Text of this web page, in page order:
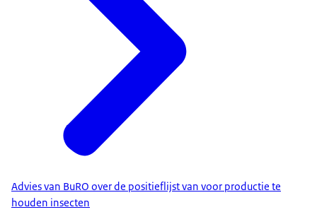
Advies van BuRO over de positieflijst van voor productie te
houden insecten